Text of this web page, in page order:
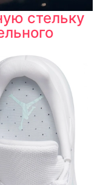
стельку